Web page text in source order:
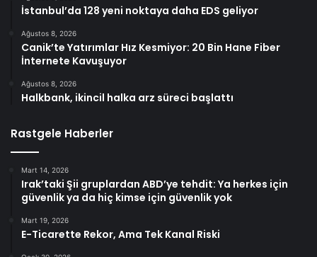
İstanbul’da 128 yeni noktaya daha EDS geliyor
Ağustos 8, 2026
Canik’te Yatırımlar Hız Kesmiyor: 20 Bin Hane Fiber
İnternete Kavuşuyor
Ağustos 8, 2026
Halkbank, ikincil halka arz süreci başlattı
Rastgele Haberler
Mart 14, 2026
Irak’taki Şii gruplardan ABD’ye tehdit: Ya herkes için
güvenlik ya da hiç kimse için güvenlik yok
Mart 19, 2026
E-Ticarette Rekor, Ama Tek Kanal Riski